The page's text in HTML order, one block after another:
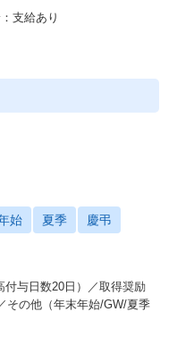
支給あり
始 夏季 慶弔
与日数20日）／取得奨励
その他（年末年始/GW/夏季